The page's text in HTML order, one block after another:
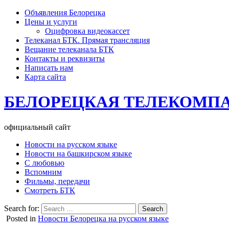
Объявления Белорецка
Цены и услуги
Оцифровка видеокассет
Телеканал БТК. Прямая трансляция
Вещание телеканала БТК
Контакты и реквизиты
Написать нам
Карта сайта
БЕЛОРЕЦКАЯ
официальный сайт
Новости на русском языке
Новости на башкирском языке
С любовью
Вспомним
Фильмы, передачи
Смотреть БТК
Search for:
Posted in Новости Белорецка на русском языке